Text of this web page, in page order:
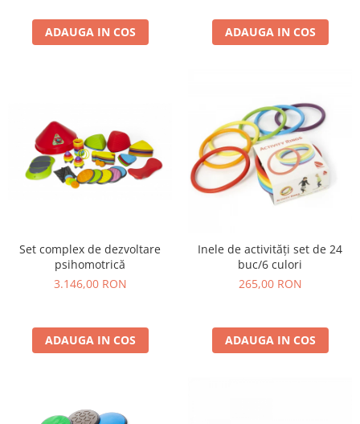
Joc imaginativ
Jucării interactive
Matematica
Pregătire pentru școală
Pregătirea scrierii de mână
Secventialitate
Mărgele de călcat HAMA
Hama Maxi Sticks
Mărgele HAMA MINI
Stimulare auditiva
ADAUGA IN COS ADAUGA IN COS
Set complex de dezvoltare
psihomotrică
3.146,00 RON
ADAUGA IN COS
Inele de activități set de 24
buc/6 culori
265,00 RON
ADAUGA IN COS